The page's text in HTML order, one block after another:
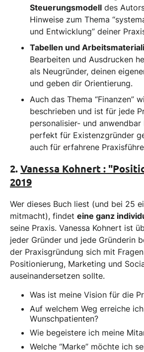
Steuerungsmodell des
Hinweise zum Thema
und Entwicklung” deiner
Tabellen und
Bearbeiten und Ausdrucken
als Neugründer, deinen
und geben dir Orientierung.
Auch das Thema “Finanzen”
beschrieben und ist für jede
personalisier- und anwendbar
perfekt für Existenzgründer
auch für erfahrene
2.Vanessa Kohnert :
2019
Wer dieses Buch liest (und bei 25
mitmacht), findet eine ganz
seine Praxis. Vanessa Kohnert ist
jeder Gründer und jede Gründerin
der Praxisgründung sich mit
Positionierung, Marketing und
auseinandersetzen sollte.
Was ist meine Vision für die
Auf welchem Weg erreiche
Wunschpatienten?
Wie begeistere ich meine
Welche “Marke” möchte ich